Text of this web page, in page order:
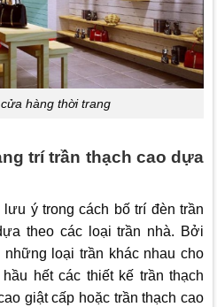
hàng thời trang
trí trần thạch cao dựa
ý trong cách bố trí đèn trần
theo các loại trần nhà. Bởi
loại trần khác nhau cho
hết các thiết kế trần thạch
giật cấp hoặc trần thạch cao